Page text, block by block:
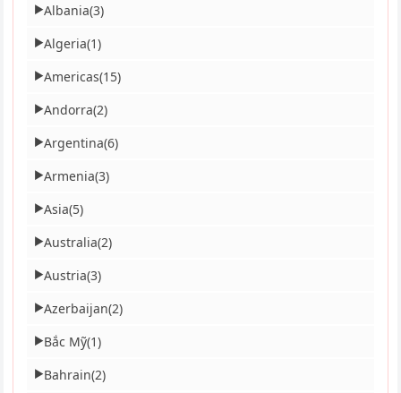
▶Albania(3)
▶Algeria(1)
▶Americas(15)
▶Andorra(2)
▶Argentina(6)
▶Armenia(3)
▶Asia(5)
▶Australia(2)
▶Austria(3)
▶Azerbaijan(2)
▶Bắc Mỹ(1)
▶Bahrain(2)